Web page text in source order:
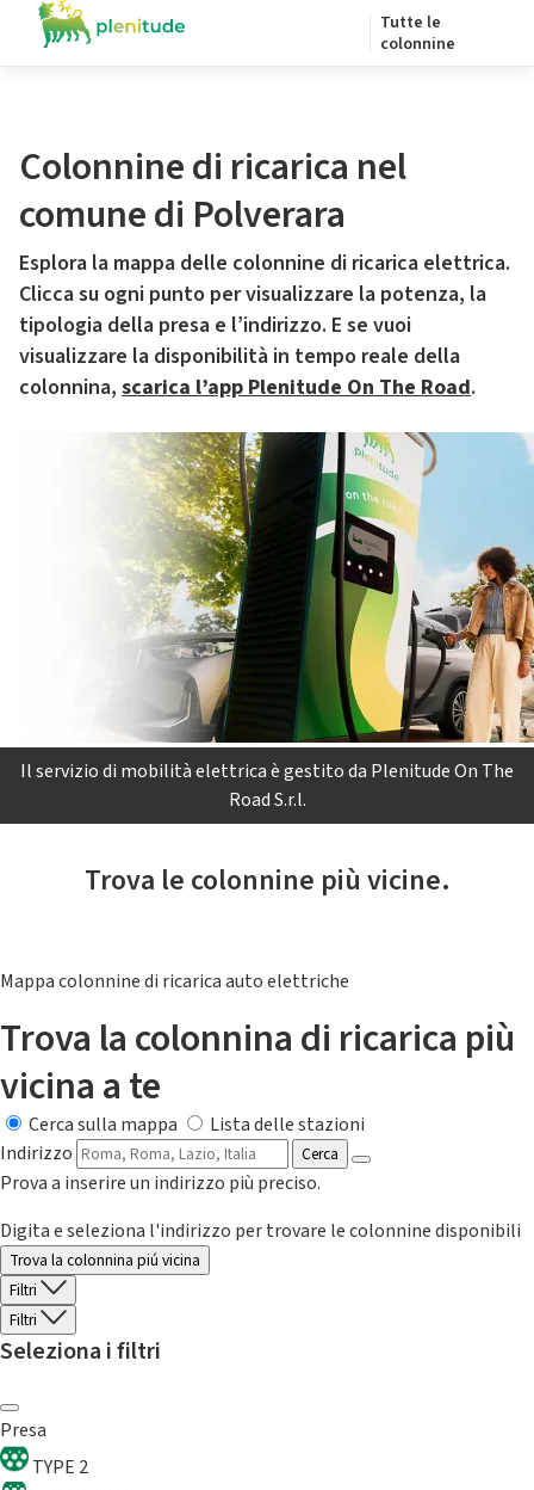
Tutte le
colonnine
Colonnine di ricarica nel
comune di Polverara
Esplora la mappa delle colonnine di ricarica elettrica.
Clicca su ogni punto per visualizzare la potenza, la
tipologia della presa e l’indirizzo. E se vuoi
visualizzare la disponibilità in tempo reale della
colonnina, scarica l’app Plenitude On The Road.
Il servizio di mobilità elettrica è gestito da Plenitude On The
Road S.r.l.
Trova le colonnine più vicine.
Mappa colonnine di ricarica auto elettriche
Trova la colonnina di ricarica più
vicina a te
Cerca sulla mappa
Lista delle stazioni
Indirizzo
Cerca
Prova a inserire un indirizzo più preciso.
Digita e seleziona l'indirizzo per trovare le colonnine disponibili
Trova la colonnina piú vicina
Filtri
Filtri
Seleziona i filtri
Presa
TYPE 2